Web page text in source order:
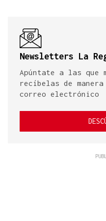
Newsletters La
Apúntate a las que
recíbelas de
correo electrónico